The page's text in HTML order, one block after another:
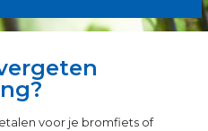
voor je bromfiets of